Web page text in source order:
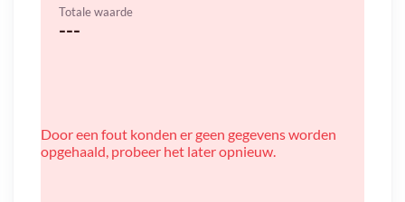
Totale waarde
---
Door een fout konden er geen gegevens worden
opgehaald, probeer het later opnieuw.